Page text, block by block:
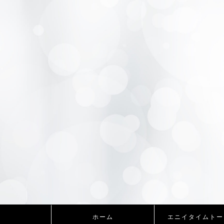
ホーム エニイタイムト